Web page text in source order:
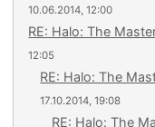
10.06.2014, 12:00
RE: Halo: The
12:05
RE: Halo: The
17.10.2014, 19:08
RE: Halo: The